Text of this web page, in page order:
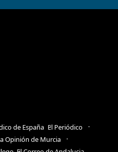
de España El Periódico
Opinión de Murcia